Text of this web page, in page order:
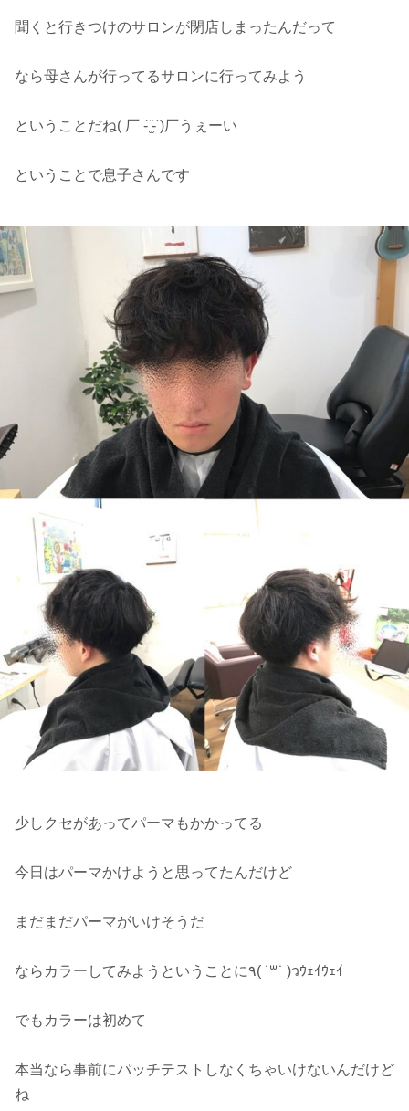
聞くと行きつけのサロンが閉店しまったんだって
なら母さんが行ってるサロンに行ってみよう
ということだね( 厂 -᷅ ̫̈-᷄ )厂うぇーい
ということで息子さんです
少しクセがあってパーマもかかってる
今日はパーマかけようと思ってたんだけど
まだまだパーマがいけそうだ
ならカラーしてみようということに٩( ˙꒳​˙ )วｳｪｲｳｪｲ
でもカラーは初めて
本当なら事前にパッチテストしなくちゃいけないんだけど
ね